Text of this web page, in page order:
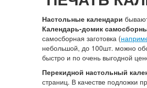
Настольные календари
Календарь-домик
самосборная заготовка (
небольшой, до 100шт. можно
быстро и по очень выгодной
Перекидной настольный
страниц. В качестве подложки